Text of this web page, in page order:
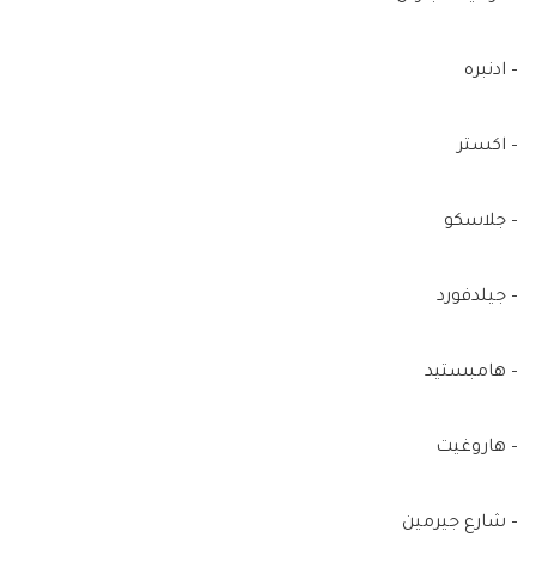
– ادنبره
– اكستر
– جلاسكو
– جيلدفورد
– هامبستيد
– هاروغيت
– شارع جيرمين